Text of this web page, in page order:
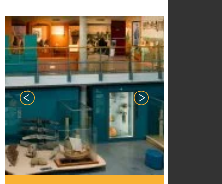
activités culturelles sont
organisés toute l’année